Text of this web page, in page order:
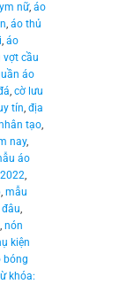
nữ, áo
, áo thủ
, áo
vợt cầu
áo
, cờ lưu
tín, địa
tạo,
nay,
áo
,
, mẫu
,
, nón
kiện
bóng
khóa: